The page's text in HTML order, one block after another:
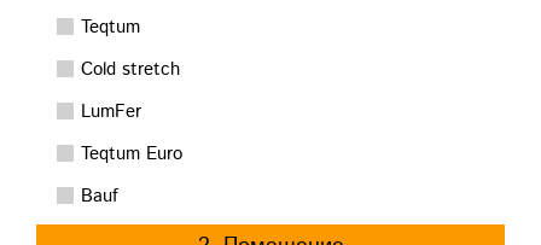
Teqtum
Cold stretch
LumFer
Teqtum Euro
Bauf